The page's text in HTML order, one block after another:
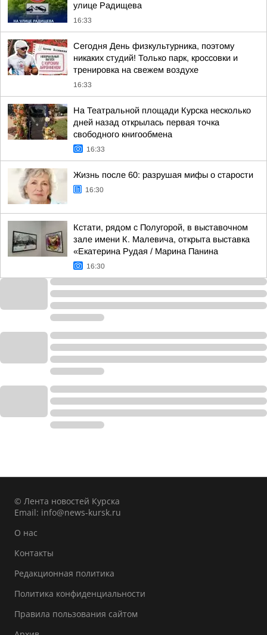
улице Радищева
16:33
Сегодня День физкультурника, поэтому
никаких студий! Только парк, кроссовки и
тренировка на свежем воздухе
16:33
На Театральной площади Курска несколько
дней назад открылась первая точка
свободного книгообмена
16:33
Жизнь после 60: разрушая мифы о старости
16:30
Кстати, рядом с Полугорой, в выставочном
зале имени К. Малевича, открыта выставка
«Екатерина Рудая / Марина Панина
16:30
© Лента новостей Курска
Email: info@news-kursk.ru
О нас
Контакты
Редакционная политика
Политика конфиденциальности
Правила пользования сайтом